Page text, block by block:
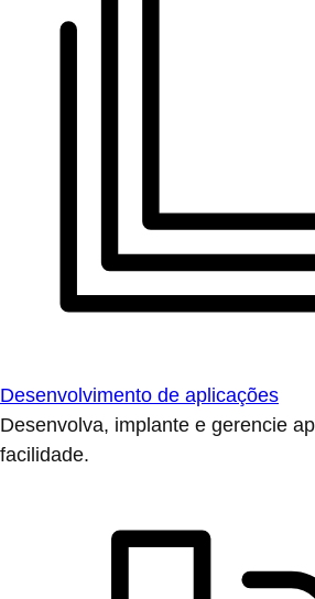
Desenvolvimento de aplicações
Desenvolva, implante e gerencie
facilidade.